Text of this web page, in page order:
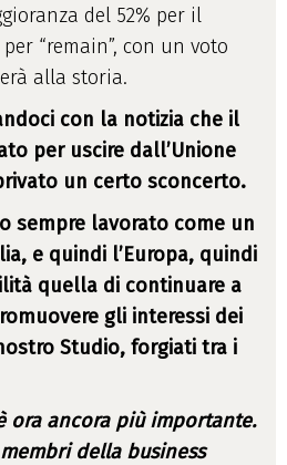
del 52% per il
“remain”, con un voto
alla storia.
con la notizia che il
per uscire dall’Unione
un certo sconcerto.
sempre lavorato come un
e quindi l’Europa, quindi
quella di continuare a
gli interessi dei
Studio, forgiati tra i
ora ancora più importante.
della business